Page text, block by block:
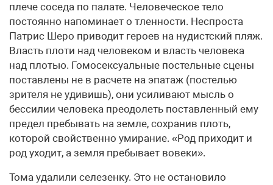
плече соседа по палате. Человеческое тело
постоянно напоминает о тленности. Неспроста
Патрис Шеро приводит героев на нудистский пляж.
Власть плоти над человеком и власть человека
над плотью. Гомосексуальные постельные сцены
поставлены не в расчете на эпатаж (постелью
зрителя не удивишь), они усиливают мысль о
бессилии человека преодолеть поставленный ему
предел пребывать на земле, сохранив плоть,
которой свойственно умирание. «Род приходит и
род уходит, а земля пребывает вовеки».
Тома удалили селезенку. Это не остановило